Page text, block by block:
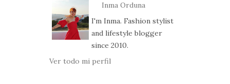
Inma Orduna
I'm Inma. Fashion stylist
and lifestyle blogger
since 2010.
Ver todo mi perfil